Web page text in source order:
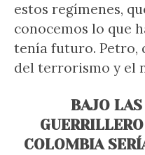
estos regímenes,
conocemos lo que
tenía futuro. Petro,
del terrorismo y el
BAJO
COLOMBIA